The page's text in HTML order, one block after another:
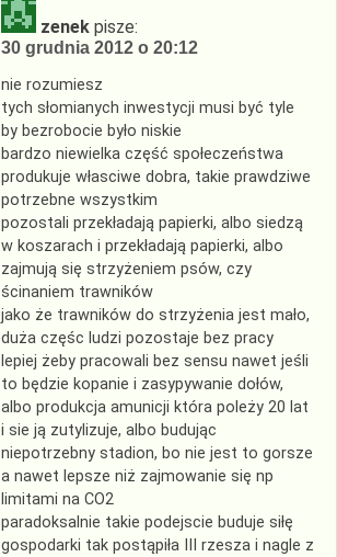
zenek pisze:
30 grudnia 2012 o 20:12
nie rozumiesz
tych słomianych inwestycji musi być tyle
by bezrobocie było niskie
bardzo niewielka część społeczeństwa
produkuje własciwe dobra, takie prawdziwe
potrzebne wszystkim
pozostali przekładają papierki, albo siedzą
w koszarach i przekładają papierki, albo
zajmują się strzyżeniem psów, czy
ścinaniem trawników
jako że trawników do strzyżenia jest mało,
duża częśc ludzi pozostaje bez pracy
lepiej żeby pracowali bez sensu nawet jeśli
to będzie kopanie i zasypywanie dołów,
albo produkcja amunicji która poleży 20 lat
i sie ją zutylizuje, albo budując
niepotrzebny stadion, bo nie jest to gorsze
a nawet lepsze niż zajmowanie się np
limitami na CO2
paradoksalnie takie podejscie buduje siłę
gospodarki tak postąpiła III rzesza i nagle z